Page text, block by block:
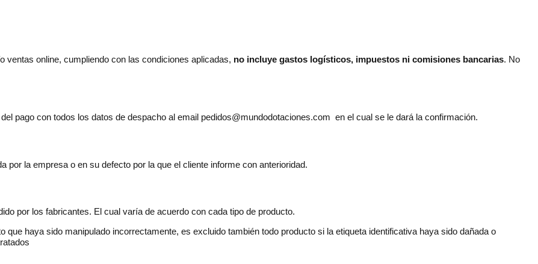
ventas online, cumpliendo con las condiciones aplicadas, no incluye gastos logísticos, impuestos ni comisiones bancarias. No
pago con todos los datos de despacho al email pedidos@mundodotaciones.com en el cual se le dará la confirmación.
la empresa o en su defecto por la que el cliente informe con anterioridad.
por los fabricantes. El cual varía de acuerdo con cada tipo de producto.
haya sido manipulado incorrectamente, es excluido también todo producto si la etiqueta identificativa haya sido dañada o